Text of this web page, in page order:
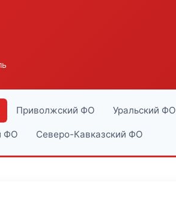
Приволжский ФО Уральский ФО
ФО Северо-Кавказский ФО